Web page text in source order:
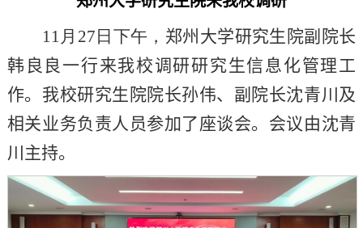
11 月 27 日下午， 郑州大学研究生院副院长
韩良良一行来我校调研研究生信息化管理工
作。我校研究生院院长孙伟、副院长沈青川及
相关业务负责人员参加了座谈会。会议由沈青
川主持。